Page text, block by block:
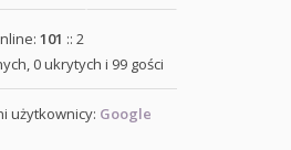
101 :: 2
0 ukrytych i 99 gości
użytkownicy: Google